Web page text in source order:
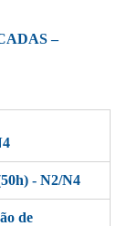
–
- N2/N4
de